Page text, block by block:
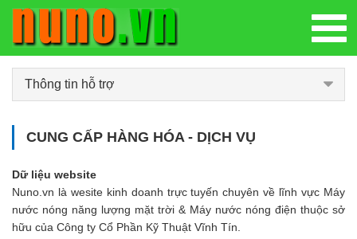
Thông tin hỗ trợ
CUNG CẤP HÀNG HÓA - DỊCH VỤ
Dữ liệu website
Nuno.vn là wesite kinh doanh trực tuyến chuyên về lĩnh vực Máy
nước nóng năng lượng mặt trời & Máy nước nóng điện thuộc sở
hữu của Công ty Cổ Phần Kỹ Thuật Vĩnh Tín.